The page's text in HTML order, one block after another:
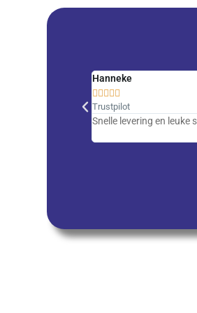
Hanneke
    
Trustpilot
Snelle levering en leuke